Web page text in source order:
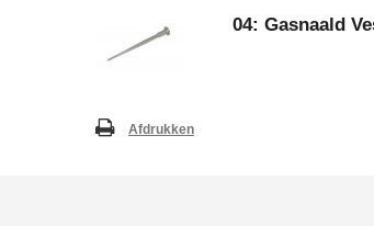
04: Gasnaald
Afdrukken